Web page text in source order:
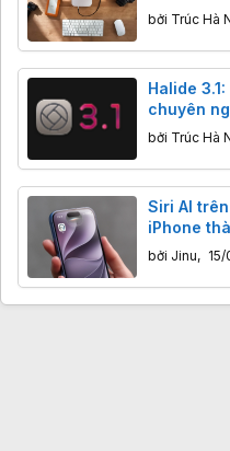
giảm.
bởi Trúc Hà
Halide
chuyên
bởi Trúc Hà
Siri AI
iPhone
trải
bởi Jinu,